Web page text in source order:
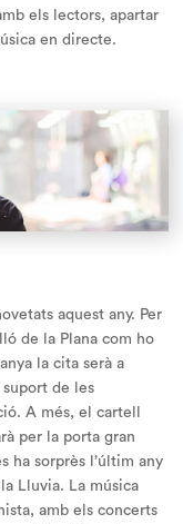
els lectors, apartar
en directe.
aquest any. Per
de la Plana com ho
la cita serà a
suport de les
A més, el cartell
per la porta gran
ha sorprès l’últim any
Lluvia. La música
amb els concerts